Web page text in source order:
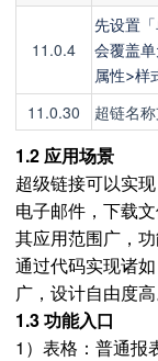
11.0.4
先设置
会覆盖
属性>样
11.0.30 超链名
1.2 应用场景
超级链接可以实
电子邮件，下载
其应用范围广，
通过代码实现诸
广，设计自由度高
1.3 功能入口
1）表格：普通报